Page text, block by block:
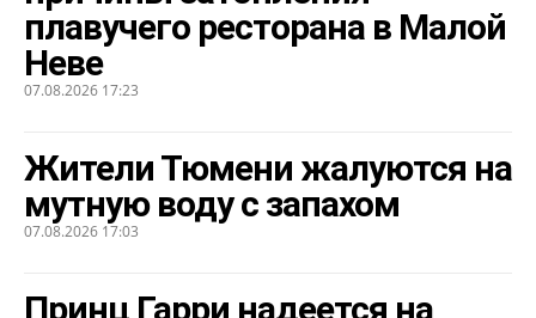
плавучего ресторана в Малой
Неве
07.08.2026 17:23
Жители Тюмени жалуются на
мутную воду с запахом
07.08.2026 17:03
Принц Гарри надеется на